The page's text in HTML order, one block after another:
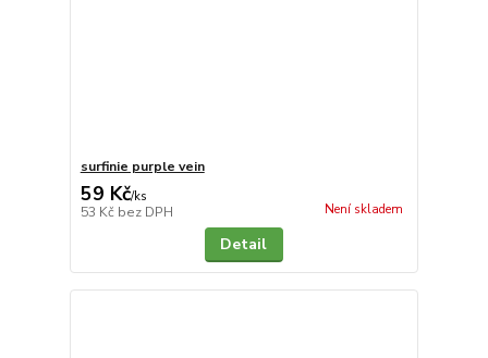
surfinie purple vein
59 Kč/ks
53 Kč bez DPH Není skladem
Detail